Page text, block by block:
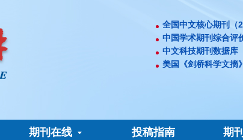
全国中文核心期刊（
中国学术期刊综合评
中文科技期刊数据库
美国《剑桥科学文摘
期刊在线 投稿指南 期